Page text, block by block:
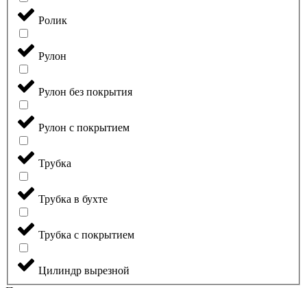
Ролик
Рулон
Рулон без покрытия
Рулон с покрытием
Трубка
Трубка в бухте
Трубка с покрытием
Цилиндр вырезной